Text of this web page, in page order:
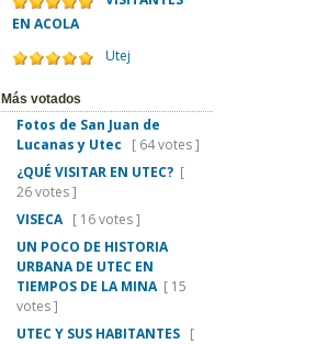
EN ACOLA
Utej
Más votados
Fotos de San Juan de
Lucanas y Utec
[ 64 votes ]
¿QUÉ VISITAR EN UTEC? [
26 votes ]
VISECA [ 16 votes ]
UN POCO DE HISTORIA
URBANA DE UTEC EN
TIEMPOS DE LA MINA[ 15
votes ]
UTEC Y SUS HABITANTES [